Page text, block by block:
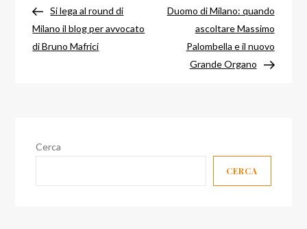
articoli
precedente
Si lega al round di
Milano il blog per avvocato
di Bruno Mafrici
Duomo di Milano: quando
ascoltare Massimo
Palombella e il nuovo
Grande Organo
Cerca
CERCA